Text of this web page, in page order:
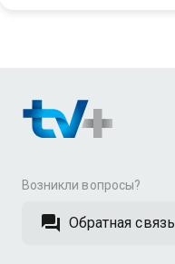
Возникли вопросы?
Обратная связь